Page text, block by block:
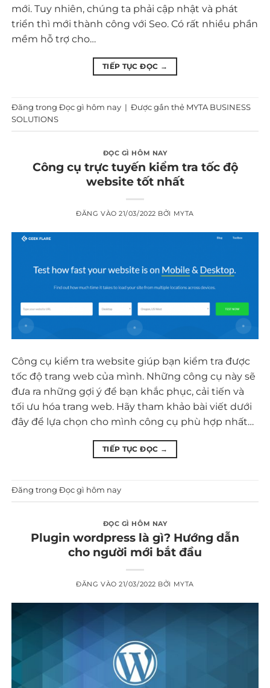
mới. Tuy nhiên, chúng ta phải cập nhật và phát
triển thì mới thành công với Seo. Có rất nhiều phần
mềm hỗ trợ cho…
TIẾP TỤC ĐỌC →
Đăng trongĐọc gì hôm nay | Được gắn thẻ MYTA BUSINESS
SOLUTIONS
ĐỌC GÌ HÔM NAY
Công cụ trực tuyến kiểm tra tốc độ
website tốt nhất
ĐĂNG VÀO21/03/2022 BỞI MYTA
Công cụ kiểm tra website giúp bạn kiểm tra được
tốc độ trang web của mình. Những công cụ này sẽ
đưa ra những gợi ý để bạn khắc phục, cải tiến và
tối ưu hóa trang web. Hãy tham khảo bài viết dưới
đây để lựa chọn cho mình công cụ phù hợp nhất…
TIẾP TỤC ĐỌC →
Đăng trongĐọc gì hôm nay
ĐỌC GÌ HÔM NAY
Plugin wordpress là gì? Hướng dẫn
cho người mới bắt đầu
ĐĂNG VÀO21/03/2022 BỞI MYTA